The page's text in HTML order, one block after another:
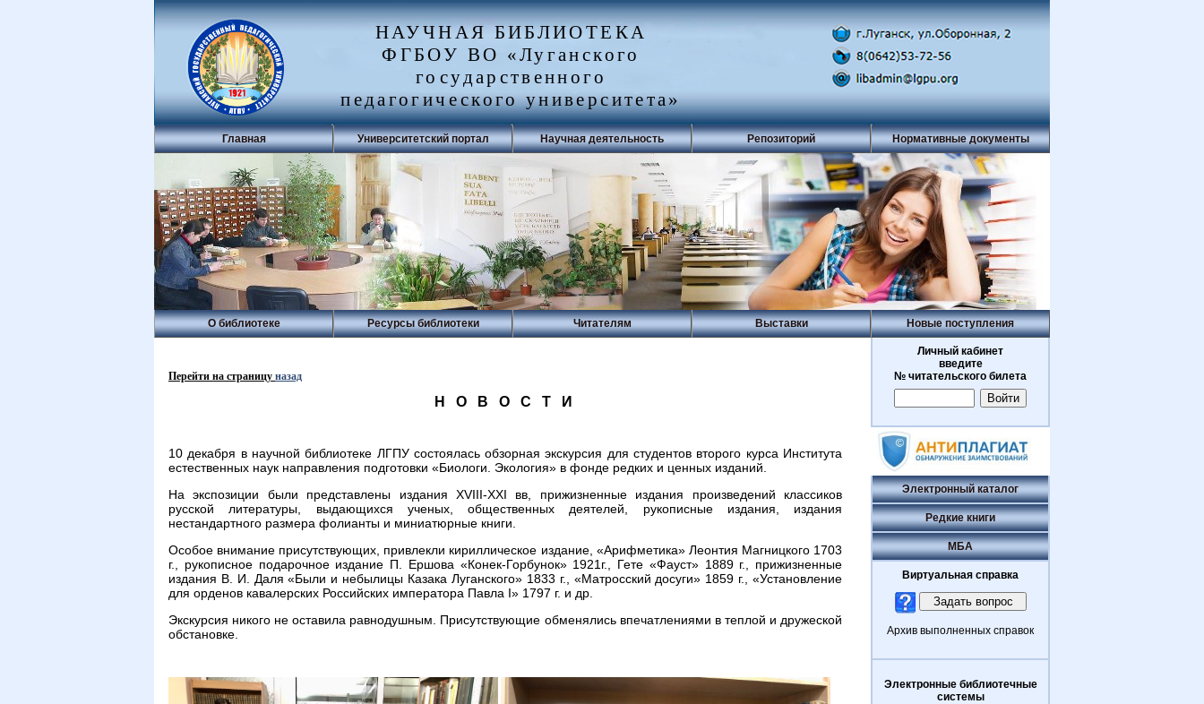
НАУЧНАЯ БИБЛИОТЕКА
ФГБОУ ВО «Луганского
государственного
педагогического университета»
Главная Университетский портал Научная деятельность Репозиторий Нормативные документы
О библиотеке Ресурсы библиотеки Читателям Выставки Новые поступления
Перейти на страницу назад
Н О В О С Т И
10 декабря в научной библиотеке ЛГПУ состоялась обзорная экскурсия для студентов второго курса Института
естественных наук направления подготовки «Биологи. Экология» в фонде редких и ценных изданий.
На экспозиции были представлены издания XVIII-XХI вв, прижизненные издания произведений классиков
русской литературы, выдающихся ученых, общественных деятелей, рукописные издания, издания
нестандартного размера фолианты и миниатюрные книги.
Особое внимание присутствующих, привлекли кириллическое издание, «Арифметика» Леонтия Магницкого 1703
г., рукописное подарочное издание П. Ершова «Конек-Горбунок» 1921г., Гете «Фауст» 1889 г., прижизненные
издания В. И. Даля «Были и небылицы Казака Луганского» 1833 г., «Матросский досуги» 1859 г., «Установление
для орденов кавалерских Российских императора Павла I» 1797 г. и др.
Экскурсия никого не оставила равнодушным. Присутствующие обменялись впечатлениями в теплой и дружеской
обстановке.
Личный кабинет
введите
№ читательского билета
Электронный каталог
Редкие книги
МБА
Виртуальная справка
Архив выполненных справок
Электронные библиотечные
системы